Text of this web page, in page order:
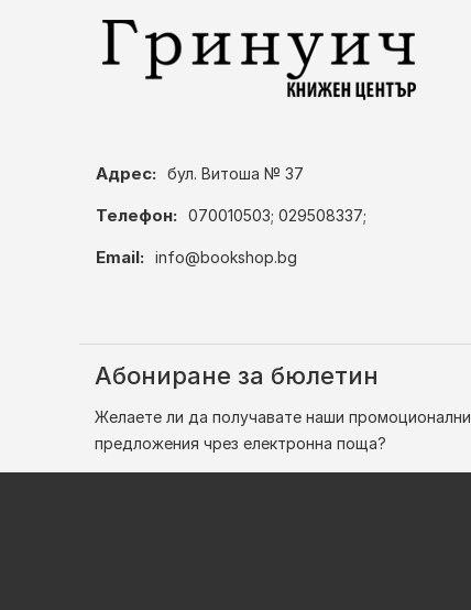
Адрес: бул. Витоша № 37
Телефон: 070010503; 029508337;
Email: info@bookshop.bg
Абониране за бюлетин
Желаете ли да получавате наши промоционални
предложения чрез електронна поща?